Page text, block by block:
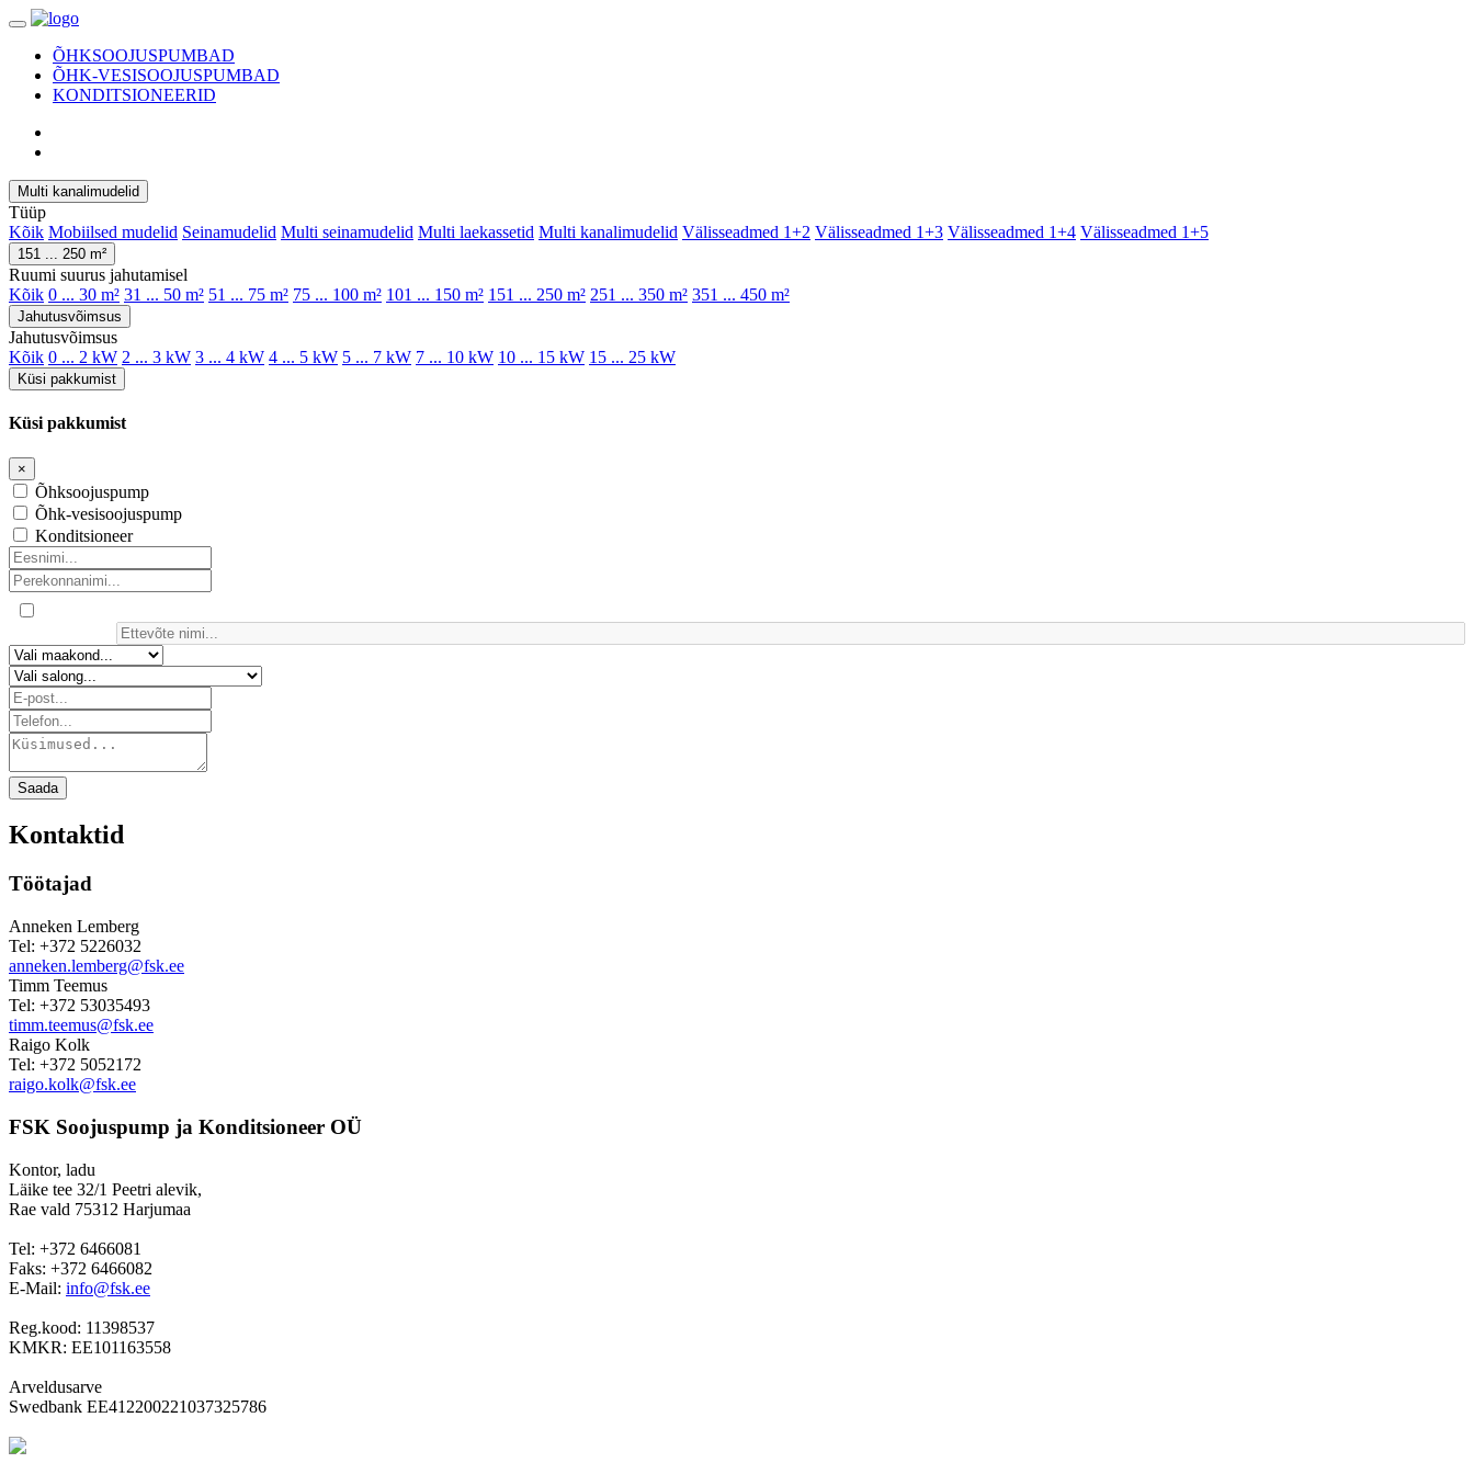
ÕHKSOOJUSPUMBAD
ÕHK-VESISOOJUSPUMBAD
KONDITSIONEERID
Multi kanalimudelid
Tüüp
Kõik Mobiilsed mudelid Seinamudelid Multi seinamudelid Multi laekassetid Multi kanalimudelid Välisseadmed 1+2 Välisseadmed 1+3 Välisseadmed 1+4 Välisseadmed 1+5
151 ... 250 m²
Ruumi suurus jahutamisel
Kõik 0 ... 30 m² 31 ... 50 m² 51 ... 75 m² 75 ... 100 m² 101 ... 150 m² 151 ... 250 m² 251 ... 350 m² 351 ... 450 m²
Jahutusvõimsus
Jahutusvõimsus
Kõik 0 ... 2 kW 2 ... 3 kW 3 ... 4 kW 4 ... 5 kW 5 ... 7 kW 7 ... 10 kW 10 ... 15 kW 15 ... 25 kW
Küsi pakkumist
Küsi pakkumist
×
Õhksoojuspump
Õhk-vesisoojuspump
Konditsioneer
Saada
Kontaktid
Töötajad
Anneken Lemberg
Tel: +372 5226032
anneken.lemberg@fsk.ee
Timm Teemus
Tel: +372 53035493
timm.teemus@fsk.ee
Raigo Kolk
Tel: +372 5052172
raigo.kolk@fsk.ee
FSK Soojuspump ja Konditsioneer OÜ
Kontor, ladu
Läike tee 32/1 Peetri alevik,
Rae vald 75312 Harjumaa
Tel: +372 6466081
Faks: +372 6466082
E-Mail: info@fsk.ee
Reg.kood: 11398537
KMKR: EE101163558
Arveldusarve
Swedbank EE412200221037325786